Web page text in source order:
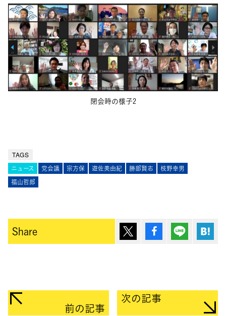
閉会時の様子2
TAGS
ニュース 党会議 宗方保 遊佐美由紀 勝部賢志
枝野幸男
福山哲郎
Share ポスト シェア Lineで送
前の記事
次の記事